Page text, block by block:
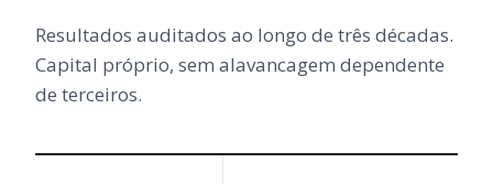
Resultados auditados ao longo de três décadas.
Capital próprio, sem alavancagem dependente
de terceiros.